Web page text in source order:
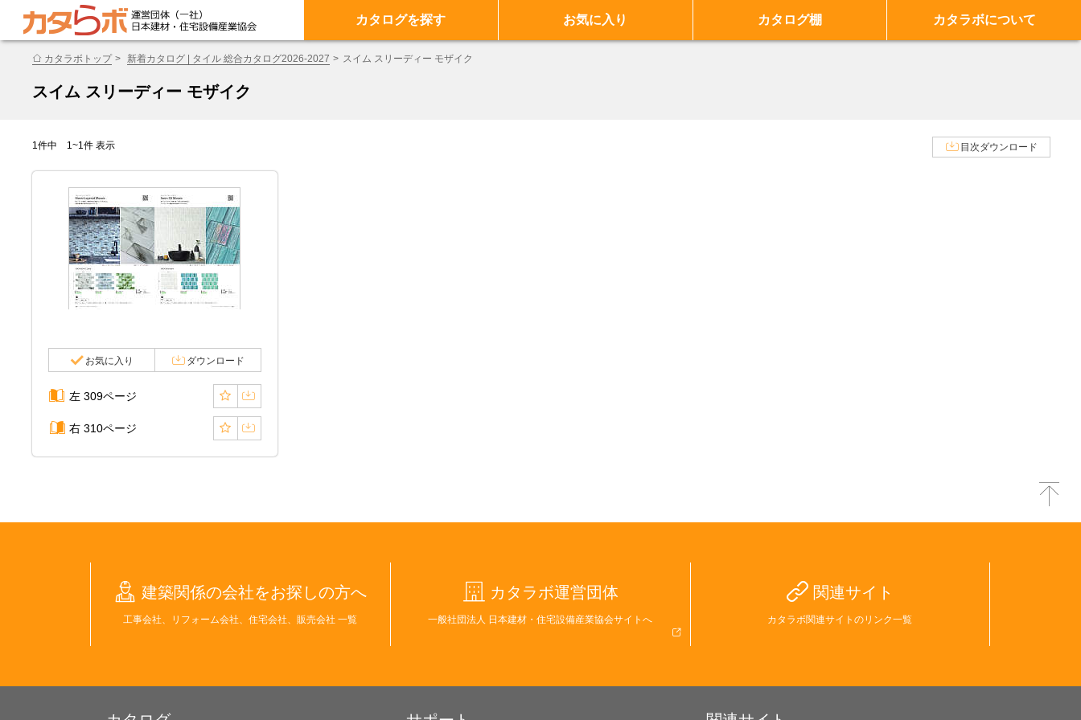
カタログを探す お気に入り カタログ棚 カタラボについて
カタラボトップ 新着カタログ | タイル 総合カタログ2026-2027 スイム スリーディー モザイク
スイム スリーディー モザイク
1件中 1~1件 表示 目次ダウンロード
お気に入り ダウンロード
左 309ページ
右 310ページ
建築関係の会社をお探しの方へ
工事会社、リフォーム会社、住宅会社、販売会社 一覧
カタラボ運営団体
一般社団法人 日本建材・住宅設備産業協会サイトへ
関連サイト
カタラボ関連サイトのリンク一覧